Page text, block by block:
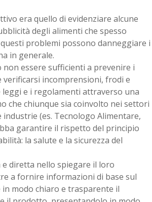
era quello di evidenziare alcune
degli alimenti che spesso
problemi possono danneggiare i
in generale.
essere sufficienti a prevenire i
incomprensioni, frodi e
e i regolamenti attraverso una
che chiunque sia coinvolto nei settori
(es. Tecnologo Alimentare,
garantire il rispetto del principio
la salute e la sicurezza del
diretta nello spiegare il loro
a fornire informazioni di base sul
modo chiaro e trasparente il